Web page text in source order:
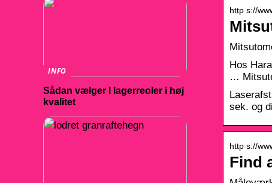
http s://
Hos
…
sek. og
http s://
Find
INFO
Sådan vælger I lagerreoler i høj
kvalitet